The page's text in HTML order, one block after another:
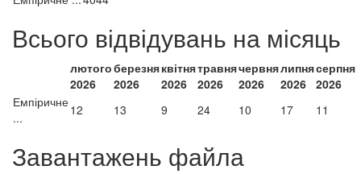
Всього відвідувань на місяць
лютого
2026
березня
2026
квітня
2026
травня
2026
червня
2026
липня
2026
серпня
2026
Емпіричне
...
12 13 9 24 10 17 11
Завантажень файла